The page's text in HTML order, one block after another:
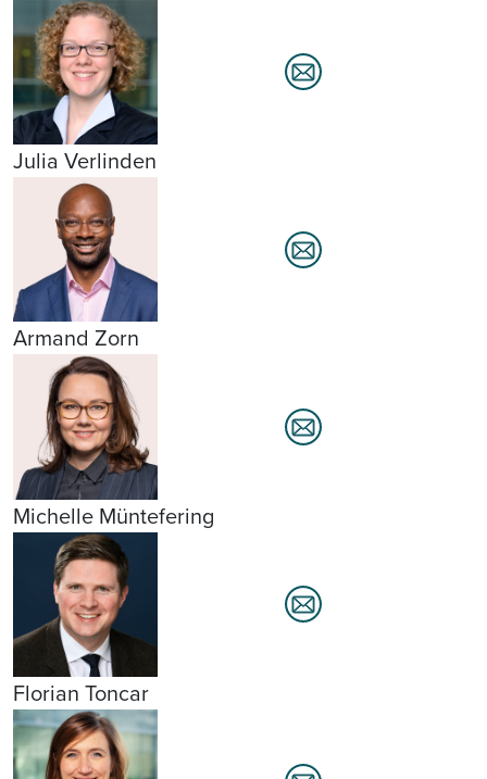
Julia Verlinden
Armand Zorn
Michelle Müntefering
Florian Toncar